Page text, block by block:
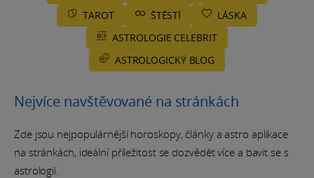
TAROT
ŠTĚSTÍ
LÁSKA
ASTROLOGIE CELEBRIT
ASTROLOGICKÝ BLOG
Nejvíce navštěvované na stránkách
Zde jsou nejpopulárnější horoskopy, články a astro aplikace
na stránkách, ideální příležitost se dozvědět více a bavit se s
astrologií.